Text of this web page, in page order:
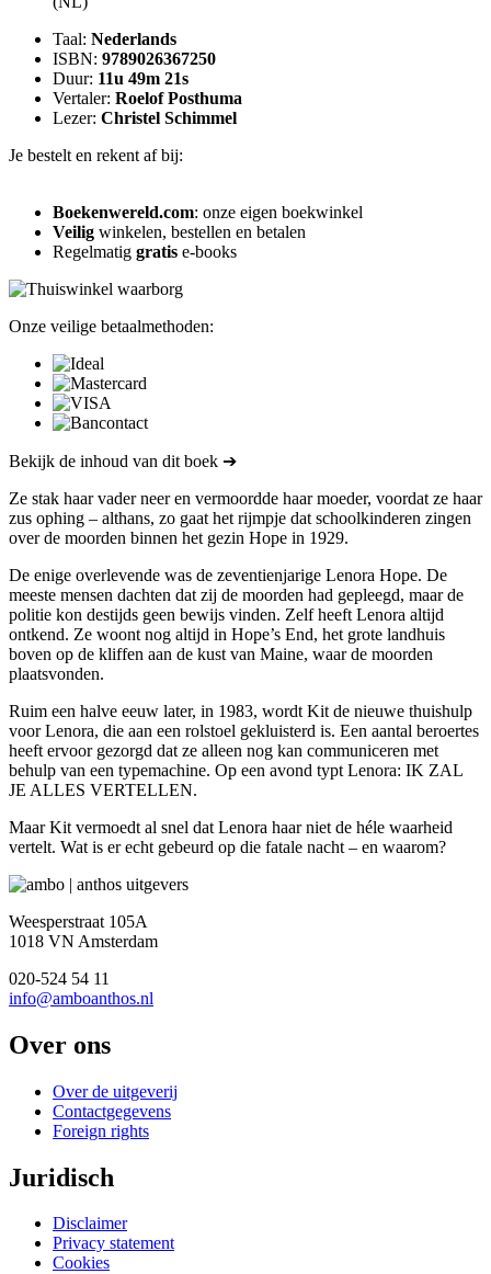
Taal: Nederlands
ISBN: 9789026367250
Duur: 11u 49m 21s
Vertaler: Roelof Posthuma
Lezer: Christel Schimmel
Je bestelt en rekent af bij:
Boekenwereld.com: onze eigen boekwinkel
Veilig winkelen, bestellen en betalen
Regelmatig gratis e-books
Onze veilige betaalmethoden:
Bekijk de inhoud van dit boek ➔
Ze stak haar vader neer en vermoordde haar moeder, voordat ze haar
zus ophing – althans, zo gaat het rijmpje dat schoolkinderen zingen
over de moorden binnen het gezin Hope in 1929.
De enige overlevende was de zeventienjarige Lenora Hope. De
meeste mensen dachten dat zij de moorden had gepleegd, maar de
politie kon destijds geen bewijs vinden. Zelf heeft Lenora altijd
ontkend. Ze woont nog altijd in Hope’s End, het grote landhuis
boven op de kliffen aan de kust van Maine, waar de moorden
plaatsvonden.
Ruim een halve eeuw later, in 1983, wordt Kit de nieuwe thuishulp
voor Lenora, die aan een rolstoel gekluisterd is. Een aantal beroertes
heeft ervoor gezorgd dat ze alleen nog kan communiceren met
behulp van een typemachine. Op een avond typt Lenora: IK ZAL
JE ALLES VERTELLEN.
Maar Kit vermoedt al snel dat Lenora haar niet de héle waarheid
vertelt. Wat is er echt gebeurd op die fatale nacht – en waarom?
Weesperstraat 105A
1018 VN Amsterdam
020-524 54 11
info@amboanthos.nl
Over ons
Over de uitgeverij
Contactgegevens
Foreign rights
Juridisch
Disclaimer
Privacy statement
Cookies